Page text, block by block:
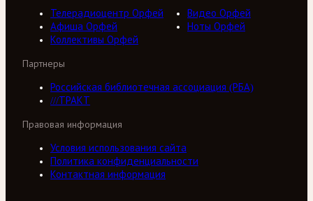
Телерадиоцентр Орфей
Видео Орфей
Афиша Орфей
Ноты Орфей
Коллективы Орфей
Партнеры
Российская библиотечная ассоциация (РБА)
///ТРАКТ
Правовая информация
Условия использования сайта
Политика конфиденциальности
Контактная информация